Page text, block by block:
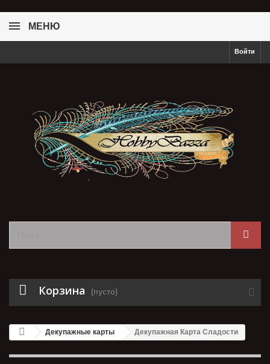
МЕНЮ
Войти
Корзина (пусто)
Декупажные карты Декупажная Карта Сладости